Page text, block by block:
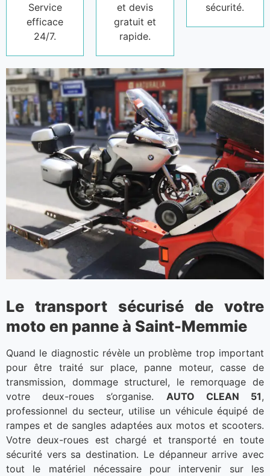
Service
efficace
24/7.
et devis
gratuit et
rapide.
sécurité.
Le transport sécurisé de votre
moto en panne à Saint-Memmie
Quand le diagnostic révèle un problème trop important
pour être traité sur place, panne moteur, casse de
transmission, dommage structurel, le remorquage de
votre deux-roues s’organise. AUTO CLEAN 51,
professionnel du secteur, utilise un véhicule équipé de
rampes et de sangles adaptées aux motos et scooters.
Votre deux-roues est chargé et transporté en toute
sécurité vers sa destination. Le dépanneur arrive avec
tout le matériel nécessaire pour intervenir sur les